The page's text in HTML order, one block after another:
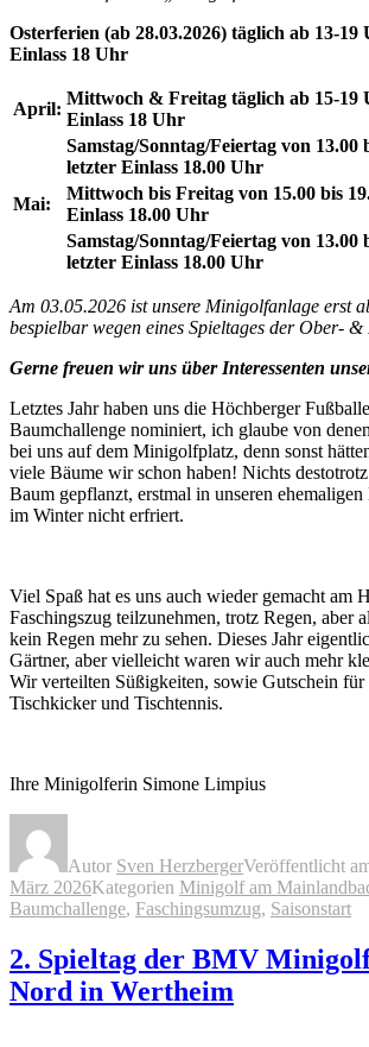
Osterferien (ab 28.03.2026) täglich ab 13-19
Einlass 18 Uhr
April:
Mittwoch & Freitag täglich ab 15-19
Einlass 18 Uhr
Samstag/Sonntag/Feiertag von 13.00
letzter Einlass 18.00 Uhr
Mai:
Mittwoch bis Freitag von 15.00 bis
Einlass 18.00 Uhr
Samstag/Sonntag/Feiertag von 13.00
letzter Einlass 18.00 Uhr
Am 03.05.2026 ist unsere Minigolfanlage erst
bespielbar wegen eines Spieltages der Ober- &
Gerne freuen wir uns über Interessenten
Letztes Jahr haben uns die Höchberger
Baumchallenge nominiert, ich glaube von
bei uns auf dem Minigolfplatz, denn sonst
viele Bäume wir schon haben! Nichts
Baum gepflanzt, erstmal in unseren
im Winter nicht erfriert.
Viel Spaß hat es uns auch wieder gemacht am
Faschingszug teilzunehmen, trotz Regen, aber
kein Regen mehr zu sehen. Dieses Jahr
Gärtner, aber vielleicht waren wir auch mehr
Wir verteilten Süßigkeiten, sowie Gutschein
Tischkicker und Tischtennis.
Ihre Minigolferin Simone Limpius
Autor Sven HerzbergerVeröffentlicht
März 2026Kategorien Minigolf am
Baumchallenge, Faschingsumzug, Saisonstart
2. Spieltag der BMV
Nord in Wertheim